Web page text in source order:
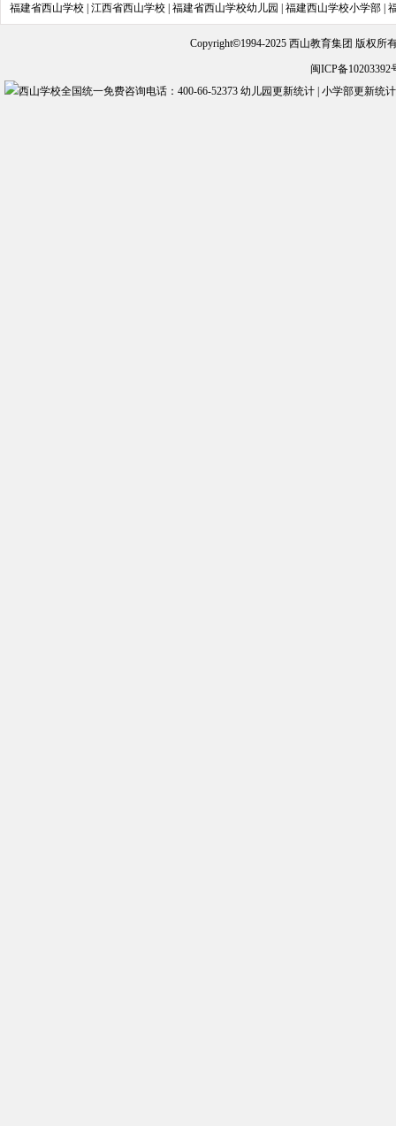
福建省西山学校 江西省西山学校 福建省西山学校幼儿园 福建西山学校小学部
Copyright©1994-2025 西山教育集团 版权所
闽ICP备10203392
幼儿园更新统计| 小学部更新统计